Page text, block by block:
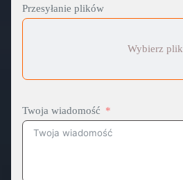
Przesyłanie plików
Wybierz plik
Twoja wiadomość